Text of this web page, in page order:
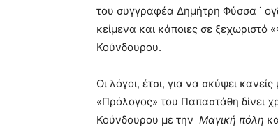
του συγγραφέα Δημήτρη Φύσσα ˙
κείμενα και κάποιες σε
Κούνδουρου.
Οι λόγοι, έτσι, για να σκύψει
«Πρόλογος» του Παπαστάθη δίνει
Κούνδουρου με την Μαγική πόλη